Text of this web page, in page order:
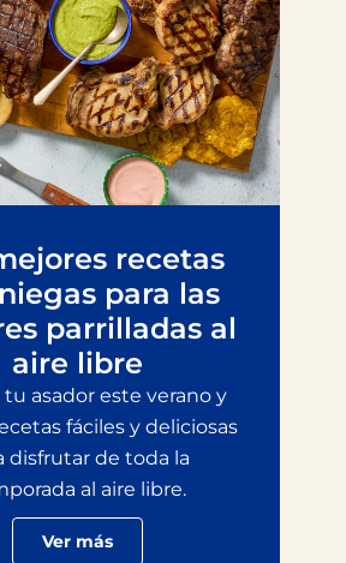
recetas
para las
parrilladas al
aire libre
tu asador este verano y
fáciles y deliciosas
disfrutar de toda la
al aire libre.
Ver más